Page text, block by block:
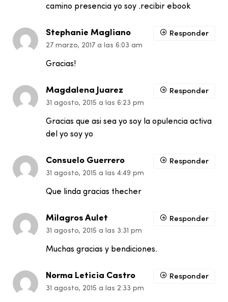
camino presencia yo soy .recibir ebook
Stephanie Magliano
27 marzo, 2017 a las 6:03 am
Gracias!
Responder
Magdalena Juarez
31 agosto, 2015 a las 6:23 pm
Gracias que asi sea yo soy la opulencia activa
del yo soy yo
Responder
Consuelo Guerrero
31 agosto, 2015 a las 4:49 pm
Que linda gracias thecher
Responder
Milagros Aulet
31 agosto, 2015 a las 3:31 pm
Muchas gracias y bendiciones.
Responder
Norma Leticia Castro
31 agosto, 2015 a las 2:33 pm
Responder